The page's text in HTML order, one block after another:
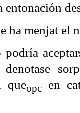
entonación
ha menjat el
queopcen